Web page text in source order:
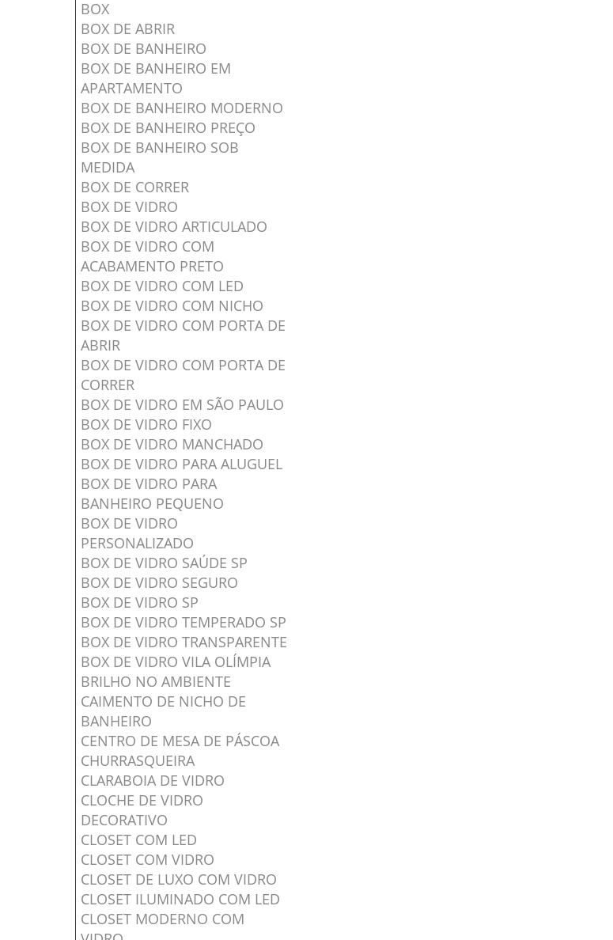
BOX
BOX DE ABRIR
BOX DE BANHEIRO
BOX DE BANHEIRO EM
APARTAMENTO
BOX DE BANHEIRO MODERNO
BOX DE BANHEIRO PREÇO
BOX DE BANHEIRO SOB
MEDIDA
BOX DE CORRER
BOX DE VIDRO
BOX DE VIDRO ARTICULADO
BOX DE VIDRO COM
ACABAMENTO PRETO
BOX DE VIDRO COM LED
BOX DE VIDRO COM NICHO
BOX DE VIDRO COM PORTA DE
ABRIR
BOX DE VIDRO COM PORTA DE
CORRER
BOX DE VIDRO EM SÃO PAULO
BOX DE VIDRO FIXO
BOX DE VIDRO MANCHADO
BOX DE VIDRO PARA ALUGUEL
BOX DE VIDRO PARA
BANHEIRO PEQUENO
BOX DE VIDRO
PERSONALIZADO
BOX DE VIDRO SAÚDE SP
BOX DE VIDRO SEGURO
BOX DE VIDRO SP
BOX DE VIDRO TEMPERADO SP
BOX DE VIDRO TRANSPARENTE
BOX DE VIDRO VILA OLÍMPIA
BRILHO NO AMBIENTE
CAIMENTO DE NICHO DE
BANHEIRO
CENTRO DE MESA DE PÁSCOA
CHURRASQUEIRA
CLARABOIA DE VIDRO
CLOCHE DE VIDRO
DECORATIVO
CLOSET COM LED
CLOSET COM VIDRO
CLOSET DE LUXO COM VIDRO
CLOSET ILUMINADO COM LED
CLOSET MODERNO COM